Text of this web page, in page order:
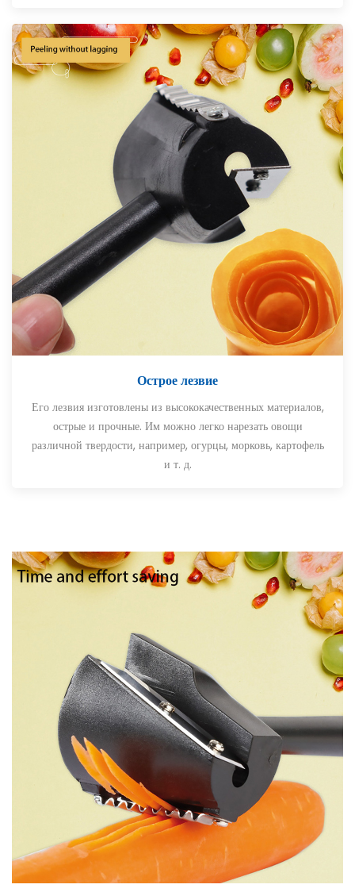
Острое лезвие
Его лезвия изготовлены из высококачественных материалов,
острые и прочные. Им можно легко нарезать овощи
различной твердости, например, огурцы, морковь, картофель
и т. д.